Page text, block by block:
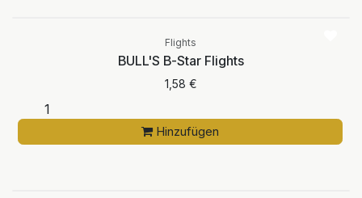
Flights
BULL'S B-Star Flights
1,58 €
Hinzufügen